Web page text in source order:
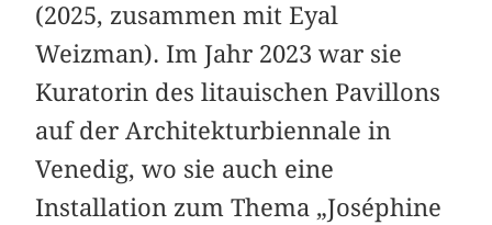
(2025, zusammen mit Eyal
Weizman). Im Jahr 2023 war sie
Kuratorin des litauischen Pavillons
auf der Architekturbiennale in
Venedig, wo sie auch eine
Installation zum Thema „Joséphine